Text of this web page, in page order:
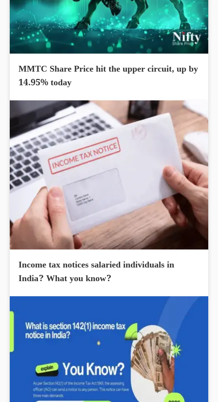
MMTC Share Price hit the upper circuit, up by
14.95% today
Income tax notices salaried individuals in
India? What you know?